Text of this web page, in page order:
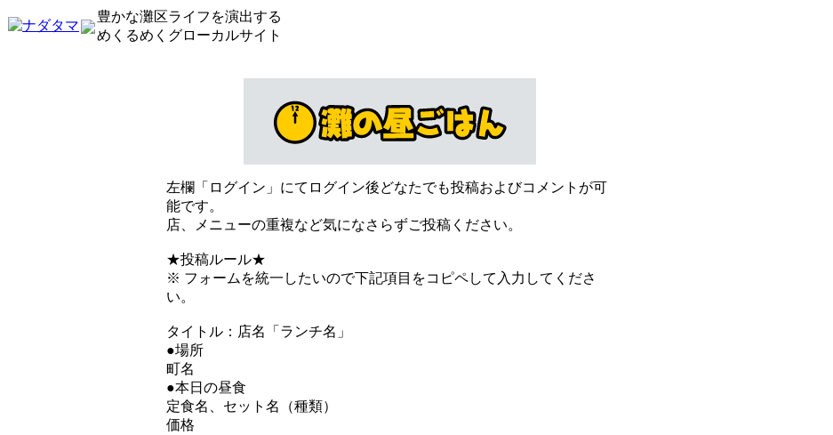
豊かな灘区ライフを演出する
めくるめくグローカルサイト
左欄「ログイン」にてログイン後どなたでも投稿およびコメントが可
能です。
店、メニューの重複など気になさらずご投稿ください。
★投稿ルール★
※ フォームを統一したいので下記項目をコピペして入力してくださ
い。
タイトル：店名「ランチ名」
●場所
町名
●本日の昼食
定食名、セット名（種類）
価格